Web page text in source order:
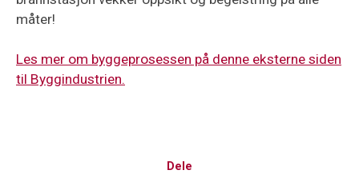
måter!
Les mer om byggeprosessen på denne eksterne siden
til Byggindustrien.
Dele